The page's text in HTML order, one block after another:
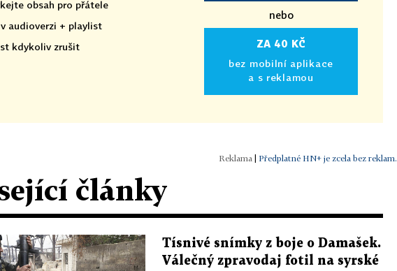
obsah pro přátele
v audioverzi + playlist
kdykoliv zrušit
nebo
ZA 40 KČ
bez mobilní aplikace
a s reklamou
| Předplatné HN+ je zcela bez reklam.
články
Tísnivé snímky z boje o Damašek.
Válečný zpravodaj fotil na syrské